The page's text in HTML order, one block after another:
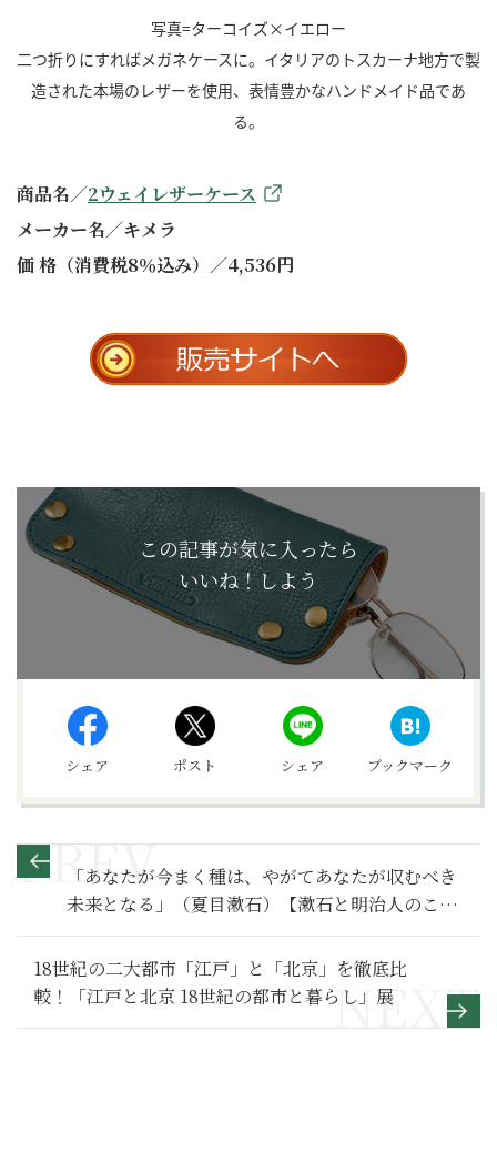
写真=ターコイズ×イエロー
二つ折りにすればメガネケースに。イタリアのトスカーナ地方で製
造された本場のレザーを使用、表情豊かなハンドメイド品であ
る。
商品名／2ウェイレザーケース
メーカー名／キメラ
価 格（消費税8％込み）／4,536円
この記事が気に入ったら
いいね！しよう
シェア ポスト シェア ブックマーク
「あなたが今まく種は、やがてあなたが収むべき
未来となる」（夏目漱石）【漱石と明治人のこと
ば50】
18世紀の二大都市「江戸」と「北京」を徹底比
較！「江戸と北京 18世紀の都市と暮らし」展